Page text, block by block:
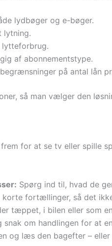
lydbøger og e-bøger.
lytning.
af abonnementstype.
på antal lån
så man vælger den
for at se tv eller spille
Spørg ind til, hvad de
korte fortællinger, så det
tæppet, i bilen eller som
snak om handlingen for at
og læs den bagefter –